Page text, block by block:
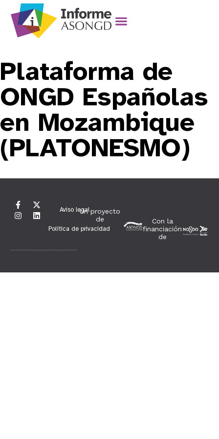
Plataforma de
ONGD Españolas
en Mozambique
(PLATONESMO)
Aviso legal
Política de privacidad
Un proyecto
de
Con la
financiación
de